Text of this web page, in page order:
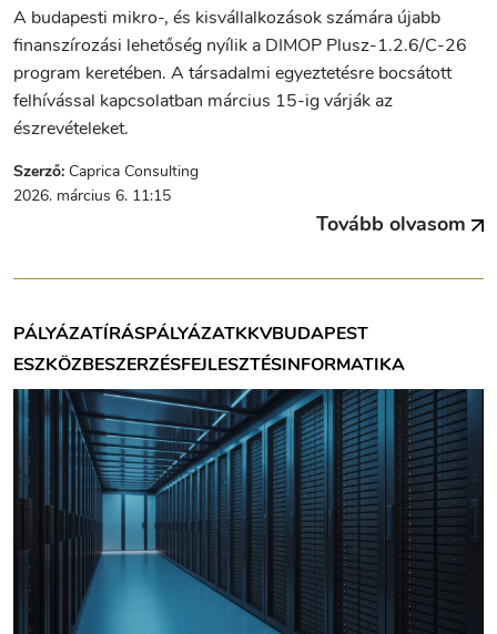
A budapesti mikro-, és kisvállalkozások számára újabb
finanszírozási lehetőség nyílik a DIMOP Plusz-1.2.6/C-26
program keretében. A társadalmi egyeztetésre bocsátott
felhívással kapcsolatban március 15-ig várják az
észrevételeket.
Szerző: Caprica Consulting
2026. március 6. 11:15
Tovább olvasom
PÁLYÁZATÍRÁSPÁLYÁZATKKVBUDAPEST
ESZKÖZBESZERZÉSFEJLESZTÉSINFORMATIKA